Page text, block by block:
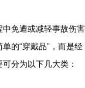
免遭或减轻事故伤害
的“穿戴品”，而是经
分为以下几大类：